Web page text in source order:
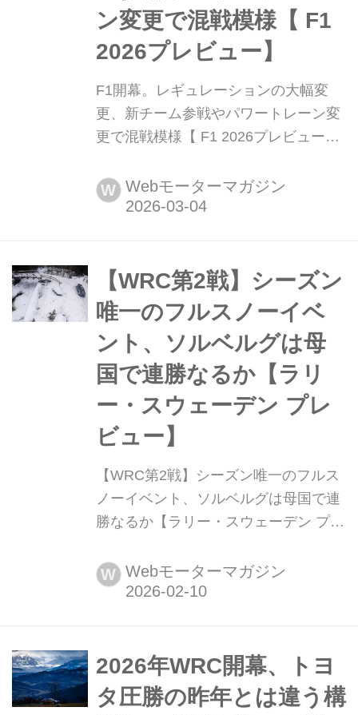
ン変更で混戦模様【 F1
2026プレビュー】
F1開幕。レギュレーションの大幅変
更、新チーム参戦やパワートレーン変
更で混戦模様【 F1 2026プレビュー】
リがオーストラリア・メルボルンで開
幕する。2026年シーズンからパワーユ
か、戦い方がどうかわるのか予想でき
ない状況だが、まずはレギュレーショ
ン変更と新たなチーム体制に...
W Webモーターマガジン
【WRC第2戦】シーズン
唯一のフルスノーイベ
ント、ソルベルグは母
国で連勝なるか【ラリ
ー・スウェーデン プレ
ビュー】
【WRC第2戦】シーズン唯一のフルス
ノーイベント、ソルベルグは母国で連
勝なるか【ラリー・スウェーデン プレ
WRC世界ラリー選手権第2戦ラリー・
スウェーデンが開幕する。ラリーは真
たスノーコンディションとなる。2月
12日夕刻にスウェーデン北部の街ウー
メオーをスタート、2月15日、再び
W Webモーターマガジン
2026年WRC開幕、トヨ
タ圧勝の昨年とは違う構